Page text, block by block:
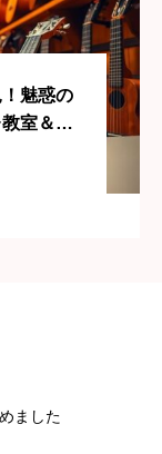
魅惑の
室＆シ
ました